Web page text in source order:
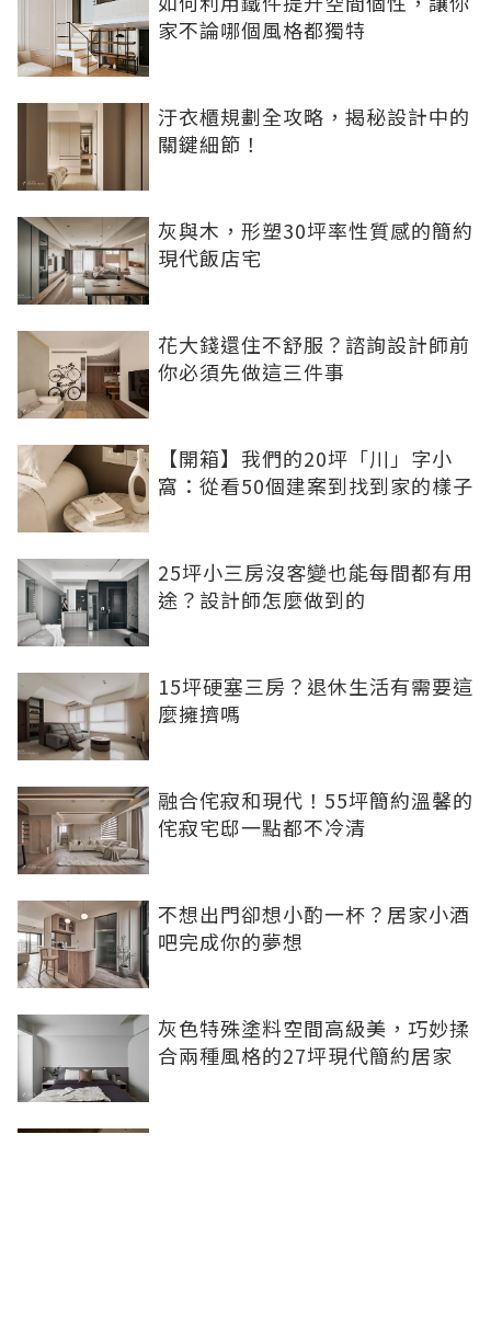
家不論哪個風格都獨特
汙衣櫃規劃全攻略，揭秘設計中的
關鍵細節！
灰與木，形塑30坪率性質感的簡約
現代飯店宅
花大錢還住不舒服？諮詢設計師前
你必須先做這三件事
【開箱】我們的20坪「川」字小
窩：從看50個建案到找到家的樣子
25坪小三房沒客變也能每間都有用
途？設計師怎麼做到的
15坪硬塞三房？退休生活有需要這
麼擁擠嗎
融合侘寂和現代！55坪簡約溫馨的
侘寂宅邸一點都不冷清
不想出門卻想小酌一杯？居家小酒
吧完成你的夢想
灰色特殊塗料空間高級美，巧妙揉
合兩種風格的27坪現代簡約居家